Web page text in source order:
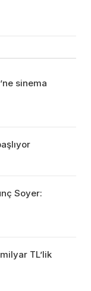
sinema
Soyer:
TL’lik